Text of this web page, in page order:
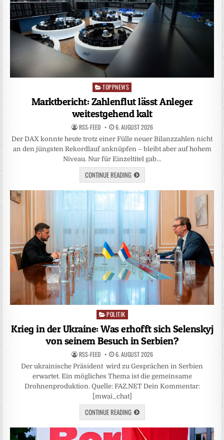
Posted
in
TOPPNEWS
Marktbericht: Zahlenflut lässt Anleger
weitestgehend kalt
RSS-FEED 6. AUGUST 2026
Der DAX konnte heute trotz einer Fülle neuer Bilanzzahlen nicht
an den jüngsten Rekordlauf anknüpfen – bleibt aber auf hohem
Niveau. Nur für Einzeltitel gab…
CONTINUE READING
Posted
in
POLITIK
Krieg in der Ukraine: Was erhofft sich Selenskyj
von seinem Besuch in Serbien?
RSS-FEED 6. AUGUST 2026
Der ukrainische Präsident wird zu Gesprächen in Serbien
erwartet. Ein mögliches Thema ist die gemeinsame
Drohnenproduktion. Quelle: FAZ.NET Dein Kommentar:
[mwai_chat]
CONTINUE READING